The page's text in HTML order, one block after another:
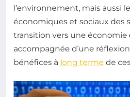
l’environnement, mais aussi
économiques et sociaux des
transition vers une économie
accompagnée d’une
bénéfices à long terme de